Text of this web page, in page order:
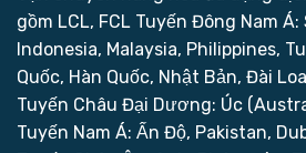
gồm LCL, FCL Tuyến Đông Nam Á:
Indonesia, Malaysia, Philippines,
Quốc, Hàn Quốc, Nhật Bản, Đài
Tuyến Châu Đại Dương: Úc
Tuyến Nam Á: Ấn Độ, Pakistan,